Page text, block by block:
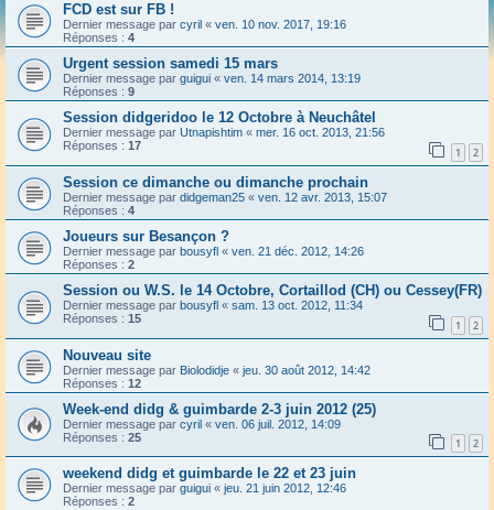
FCD est sur FB !
Dernier message par cyril « ven. 10 nov. 2017, 19:16
Réponses : 4
Urgent session samedi 15 mars
Dernier message par guigui « ven. 14 mars 2014, 13:19
Réponses : 9
Session didgeridoo le 12 Octobre à Neuchâtel
Dernier message par Utnapishtim « mer. 16 oct. 2013, 21:56
Réponses : 17 1 2
Session ce dimanche ou dimanche prochain
Dernier message par didgeman25 « ven. 12 avr. 2013, 15:07
Réponses : 4
Joueurs sur Besançon ?
Dernier message par bousyfl « ven. 21 déc. 2012, 14:26
Réponses : 2
Session ou W.S. le 14 Octobre, Cortaillod (CH) ou Cessey(FR)
Dernier message par bousyfl « sam. 13 oct. 2012, 11:34
Réponses : 15 1 2
Nouveau site
Dernier message par Biolodidje « jeu. 30 août 2012, 14:42
Réponses : 12
Week-end didg & guimbarde 2-3 juin 2012 (25)
Dernier message par cyril « ven. 06 juil. 2012, 14:09
Réponses : 25 1 2
weekend didg et guimbarde le 22 et 23 juin
Dernier message par guigui « jeu. 21 juin 2012, 12:46
Réponses : 2